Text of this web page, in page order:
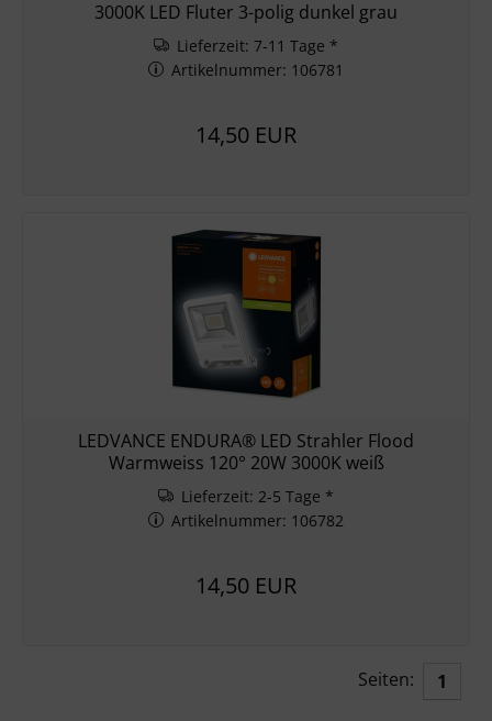
3000K LED Fluter 3-polig dunkel grau
Lieferzeit: 7-11 Tage *
Artikelnummer: 106781
14,50 EUR
LEDVANCE ENDURA® LED Strahler Flood
Warmweiss 120° 20W 3000K weiß
Lieferzeit: 2-5 Tage *
Artikelnummer: 106782
14,50 EUR
Seiten: 1